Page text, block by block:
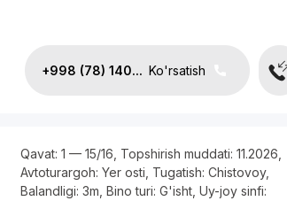
+998 (78) 140... Ko'rsatish
Qavat: 1 — 15/16 Topshirish muddati: 11.2026
Avtoturargoh: Yer osti Tugatish: Chistovoy,
Balandligi: 3m Bino turi: G'isht, Uy-joy sinfi: